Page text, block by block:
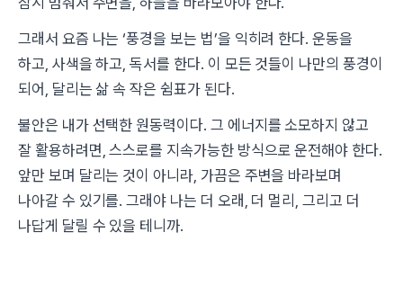
그래서 요즘 나는 ‘풍경을 보는 법’을 익히려 한다. 운동을
하고, 사색을 하고, 독서를 한다. 이 모든 것들이 나만의 풍경이
되어, 달리는 삶 속 작은 쉼표가 된다.
불안은 내가 선택한 원동력이다. 그 에너지를 소모하지 않고
잘 활용하려면, 스스로를 지속가능한 방식으로 운전해야 한다.
앞만 보며 달리는 것이 아니라, 가끔은 주변을 바라보며
나아갈 수 있기를. 그래야 나는 더 오래, 더 멀리, 그리고 더
나답게 달릴 수 있을 테니까.